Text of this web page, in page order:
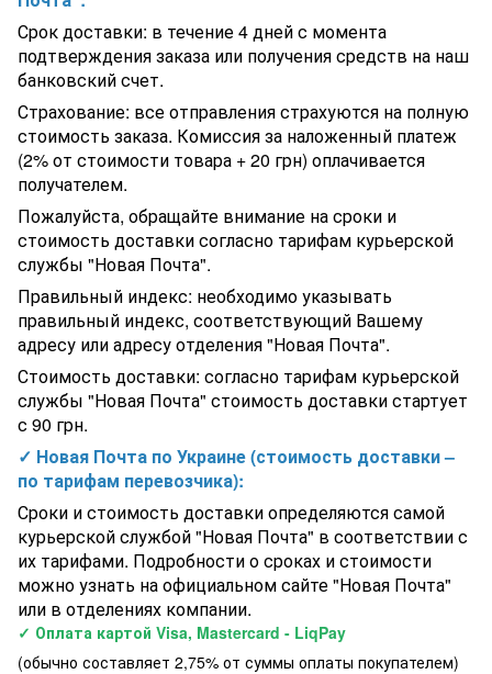
Срок доставки: в течение 4 дней с момента
подтверждения заказа или получения средств на наш
банковский счет.
Страхование: все отправления страхуются на полную
стоимость заказа. Комиссия за наложенный платеж
(2% от стоимости товара + 20 грн) оплачивается
получателем.
Пожалуйста, обращайте внимание на сроки и
стоимость доставки согласно тарифам курьерской
службы "Новая Почта".
Правильный индекс: необходимо указывать
правильный индекс, соответствующий Вашему
адресу или адресу отделения "Новая Почта".
Стоимость доставки: согласно тарифам курьерской
службы "Новая Почта" стоимость доставки стартует
с 90 грн.
✓ Новая Почта по Украине (стоимость доставки –
по тарифам перевозчика):
Сроки и стоимость доставки определяются самой
курьерской службой "Новая Почта" в соответствии с
их тарифами. Подробности о сроках и стоимости
можно узнать на официальном сайте "Новая Почта"
или в отделениях компании.
✓ Оплата картой Visa, Mastercard - LiqPay
(обычно составляет 2,75% от суммы оплаты покупателем)